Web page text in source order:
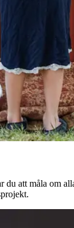
du att måla om